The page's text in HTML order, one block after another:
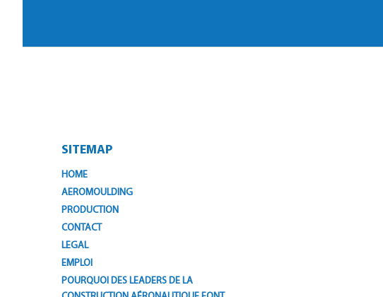
SITEMAP
HOME
AEROMOULDING
PRODUCTION
CONTACT
LEGAL
EMPLOI
POURQUOI DES LEADERS DE LA